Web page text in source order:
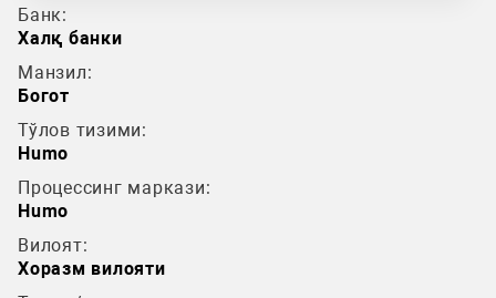
Банк:
Халқ банки
Манзил:
Богот
Тўлов тизими:
Humo
Процессинг маркази:
Humo
Вилоят:
Хоразм вилояти